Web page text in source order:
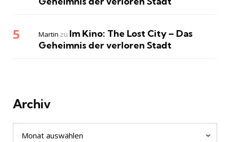
Martin zu Im Kino: The Lost City – Das
Geheimnis der verloren Stadt
Archiv
Archiv